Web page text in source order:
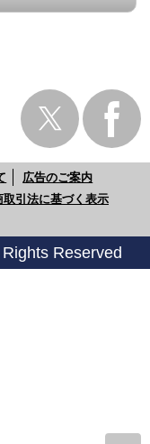
広告のご案内
取引法に基づく表示
Reserved